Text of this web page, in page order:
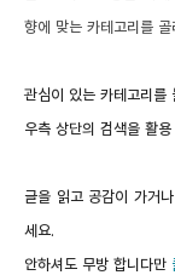
향에 맞는 카테고리를
관심이 있는 카테고리를
우측 상단의 검색을 활용
글을 읽고 공감이 가거
세요.
안하셔도 무방 합니다만